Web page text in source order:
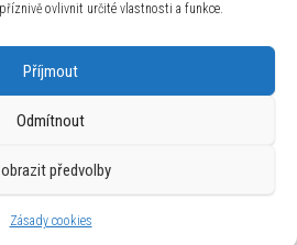
ovlivnit určité vlastnosti a funkce.
Příjmout
Odmítnout
předvolby
Zásady cookies
češtině).|Šablona: Bulk Shop